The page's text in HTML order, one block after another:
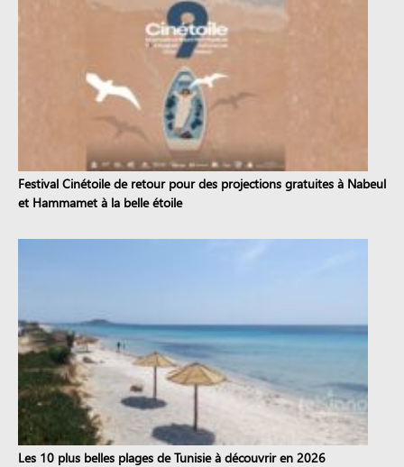
Festival Cinétoile de retour pour des projections gratuites à Nabeul
et Hammamet à la belle étoile
Les 10 plus belles plages de Tunisie à découvrir en 2026